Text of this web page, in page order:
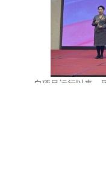
自项目运行以来，团